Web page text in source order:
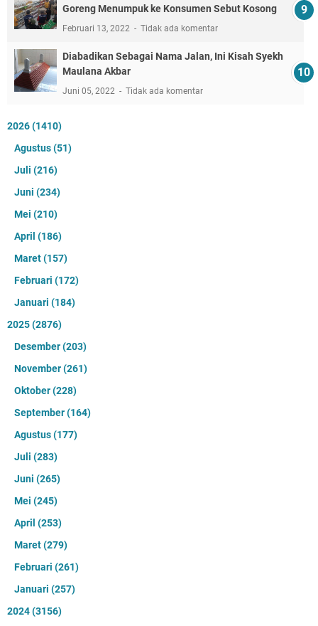
Goreng Menumpuk ke Konsumen Sebut Kosong
Februari 13, 2022 Tidak ada komentar
Diabadikan Sebagai Nama Jalan, Ini Kisah Syekh
Maulana Akbar
Juni 05, 2022 Tidak ada komentar
2026(1410)
Agustus(51)
Juli (216)
Juni (234)
Mei (210)
April (186)
Maret(157)
Februari (172)
Januari (184)
2025(2876)
Desember(203)
November(261)
Oktober(228)
September(164)
Agustus(177)
Juli (283)
Juni (265)
Mei (245)
April (253)
Maret(279)
Februari (261)
Januari (257)
2024(3156)